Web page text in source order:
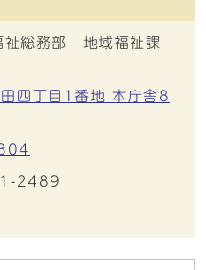
総務部 地域福祉課
四丁目1番地 本庁舎8
2489